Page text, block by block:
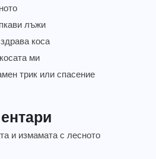
лъжи
коса
ми
трик или спасение
и измамата с лесното